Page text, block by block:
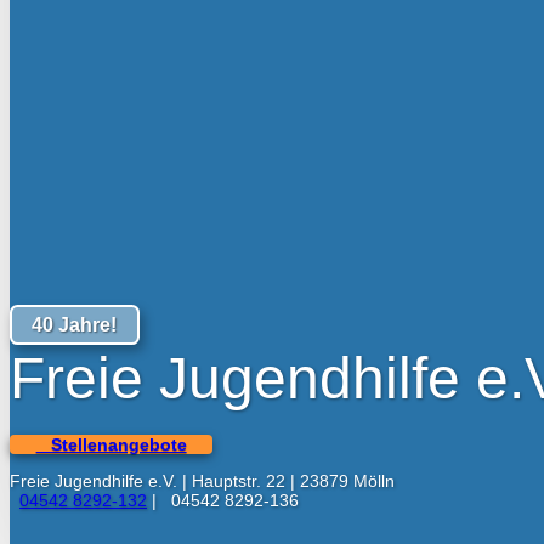
40 Jahre!
Freie Jugendhilfe
Stellenangebote
Freie Jugendhilfe e.V. | Hauptstr. 22 | 23879 Mölln
04542 8292-132 | 04542 8292-136